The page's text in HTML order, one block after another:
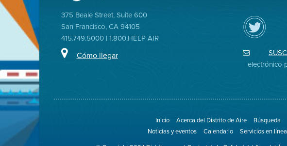
375 Beale Street, Suite 600
San Francisco, CA 94105
415.749.5000 | 1.800.HELP AIR
Cómo llegar
Siga
el
Distrito
de
electrónico
Inicio Acerca del Distrito de Aire Búsqueda
Noticias y eventos
Calendario Servicios en línea